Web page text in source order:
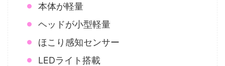
本体が軽量
ヘッドが小型軽量
ほこり感知センサー
LEDライト搭載